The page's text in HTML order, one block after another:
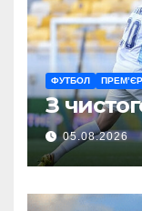
ФУТБОЛ
З
05.08.2026